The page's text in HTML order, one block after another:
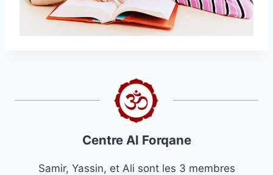
Centre Al Forqane
Samir, Yassin, et Ali sont les 3 membres